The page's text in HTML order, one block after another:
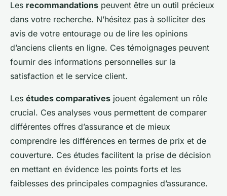
Les recommandations peuvent être un outil précieux
dans votre recherche. N’hésitez pas à solliciter des
avis de votre entourage ou de lire les opinions
d’anciens clients en ligne. Ces témoignages peuvent
fournir des informations personnelles sur la
satisfaction et le service client.
Les études comparatives jouent également un rôle
crucial. Ces analyses vous permettent de comparer
différentes offres d’assurance et de mieux
comprendre les différences en termes de prix et de
couverture. Ces études facilitent la prise de décision
en mettant en évidence les points forts et les
faiblesses des principales compagnies d’assurance.